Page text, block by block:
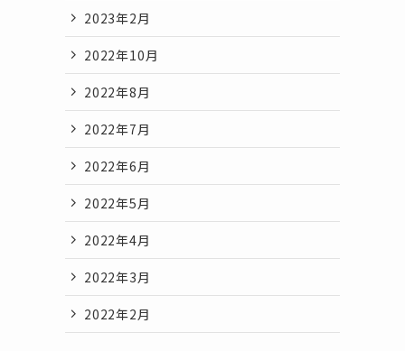
2023年2月
2022年10月
2022年8月
2022年7月
2022年6月
2022年5月
2022年4月
2022年3月
2022年2月